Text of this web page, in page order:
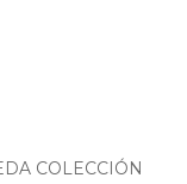
COLECCIÓN